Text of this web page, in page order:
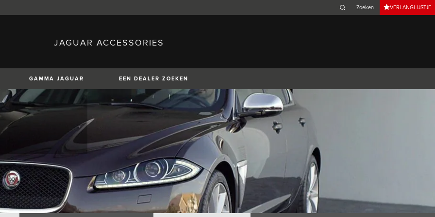
VERLANGLIJSTJE
France (French)
Germany (German)
Italy (Italian)
Mexico (Spanish)
Romania (Romania)
South Africa (English)
Switzerland (French)
Switzerland (Italian)
JAGUAR ACCESSORIES
GAMMA JAGUAR EEN DEALER ZOEKEN
XE XF XF SPORTBRAKE